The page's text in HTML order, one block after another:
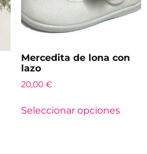
Mercedita de lona con
lazo
20,00 €
Seleccionar opciones